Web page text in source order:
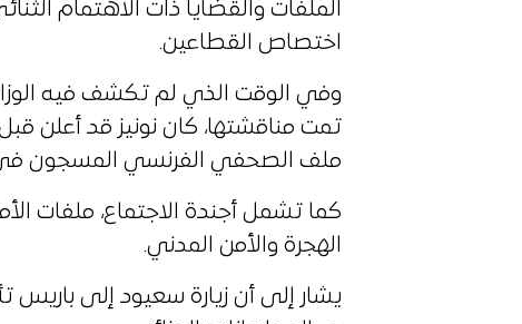
الملفات والقضايا ذات الاهتمام
اختصاص القطاعين.
وفي الوقت الذي لم تكشف فيه
تمت مناقشتها، كان نونيز قد أعلن
ملف الصحفي الفرنسي المسجون في
كما تشمل أجندة الاجتماع، ملفات
الهجرة والأمن المدني.
يشار إلى أن زيارة سعيود إلى باريس